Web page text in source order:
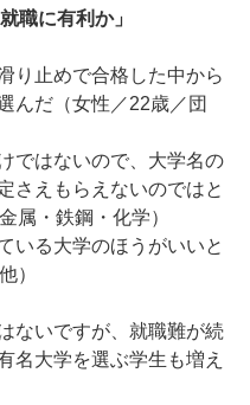
に有利か」
り止めで合格した中から
んだ（女性／22歳／団
ではないので、大学名の
さえもらえないのではと
属・鉄鋼・化学）
いる大学のほうがいいと
）
ないですが、就職難が続
名大学を選ぶ学生も増え